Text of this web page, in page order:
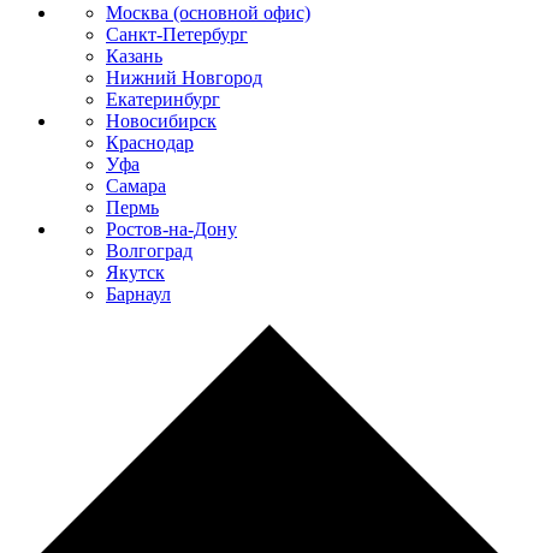
Москва (основной офис)
Санкт-Петербург
Казань
Нижний Новгород
Екатеринбург
Новосибирск
Краснодар
Уфа
Самара
Пермь
Ростов-на-Дону
Волгоград
Якутск
Барнаул